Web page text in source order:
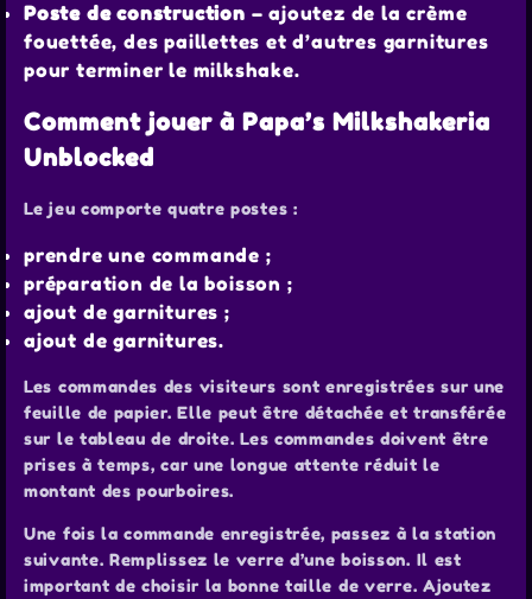
Poste de construction – ajoutez de la crème
fouettée, des paillettes et d’autres garnitures
pour terminer le milkshake.
Comment jouer à Papa’s Milkshakeria
Unblocked
Le jeu comporte quatre postes :
prendre une commande ;
préparation de la boisson ;
ajout de garnitures ;
ajout de garnitures.
Les commandes des visiteurs sont enregistrées sur une
feuille de papier. Elle peut être détachée et transférée
sur le tableau de droite. Les commandes doivent être
prises à temps, car une longue attente réduit le
montant des pourboires.
Une fois la commande enregistrée, passez à la station
suivante. Remplissez le verre d’une boisson. Il est
important de choisir la bonne taille de verre. Ajoutez